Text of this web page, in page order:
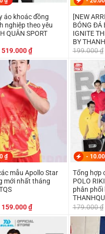
áo khoác đồng
nghiệp theo yêu
QUÂN SPORT
Giá
550.000 ₫.
519.000₫Giá
hiện
[NEW
BÓNG ĐÁ
IGNITE
BY
199.000₫
₫
mẫu Apollo Star
mới nhất tháng
Giá
là:
169.000 ₫.
159.000₫Giá
hiện
tại
159.000 ₫.
-
Tổng hợp
POLO RIKI mới nhất năm 2023
phân phối
179.000₫